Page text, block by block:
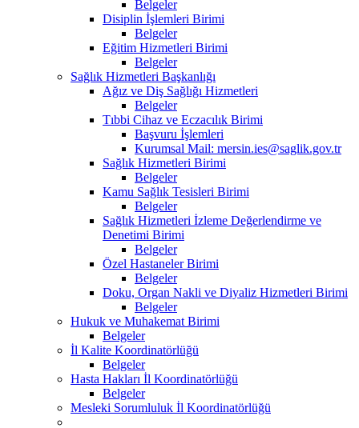
Belgeler
Disiplin İşlemleri Birimi
Belgeler
Eğitim Hizmetleri Birimi
Belgeler
Sağlık Hizmetleri Başkanlığı
Ağız ve Diş Sağlığı Hizmetleri
Belgeler
Tıbbi Cihaz ve Eczacılık Birimi
Başvuru İşlemleri
Kurumsal Mail: mersin.ies@saglik.gov.tr
Sağlık Hizmetleri Birimi
Belgeler
Kamu Sağlık Tesisleri Birimi
Belgeler
Sağlık Hizmetleri İzleme Değerlendirme ve
Denetimi Birimi
Belgeler
Özel Hastaneler Birimi
Belgeler
Doku, Organ Nakli ve Diyaliz Hizmetleri Birimi
Belgeler
Hukuk ve Muhakemat Birimi
Belgeler
İl Kalite Koordinatörlüğü
Belgeler
Hasta Hakları İl Koordinatörlüğü
Belgeler
Mesleki Sorumluluk İl Koordinatörlüğü